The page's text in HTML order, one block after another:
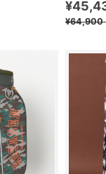
¥64,900